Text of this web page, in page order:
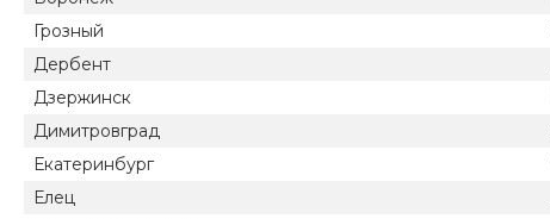
Грозный
Дербент
Дзержинск
Димитровград
Екатеринбург
Елец